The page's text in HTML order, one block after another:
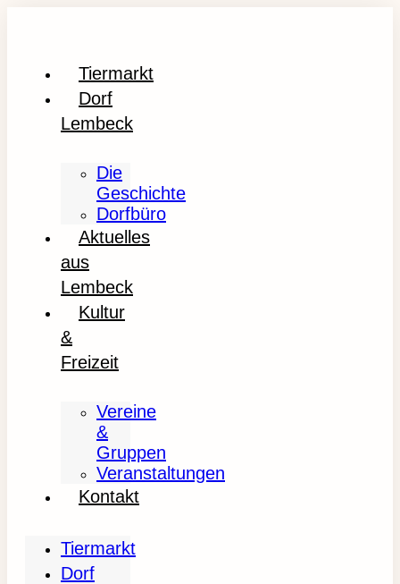
Tiermarkt
Dorf
Lembeck
Die
Geschichte
Dorfbüro
Aktuelles
aus
Lembeck
Kultur
&
Freizeit
Vereine
&
Gruppen
Veranstaltungen
Kontakt
Tiermarkt
Dorf